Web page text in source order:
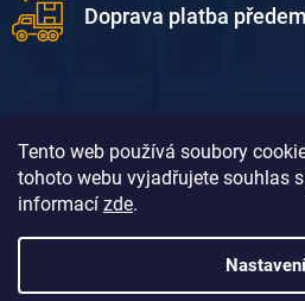
Tento web používá soubory
tohoto webu vyjadřujete souhlas
informací zde.
Nastavení
Doprava platba
Doprava platba